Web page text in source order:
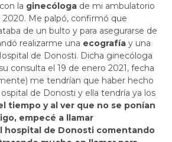
la ginecóloga de mi ambulatorio
Me palpó, confirmó que
de un bulto y para asegurarse de
realizarme una ecografía y una
de Donosti. Dicha ginecóloga
consulta el 19 de enero 2021, fecha
me tendrían que haber hecho
de Donosti y ella tendría ya los
tiempo y al ver que no se ponían
empecé a llamar
hospital de Donosti comentando